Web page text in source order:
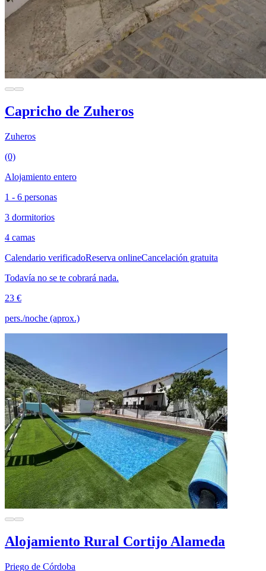
Capricho de Zuheros
Zuheros
(0)
Alojamiento entero
1 - 6 personas
3 dormitorios
4 camas
Calendario verificadoReserva onlineCancelación gratuita
Todavía no se te cobrará nada.
23 €
pers./noche (aprox.)
Alojamiento Rural Cortijo Alameda
Priego de Córdoba